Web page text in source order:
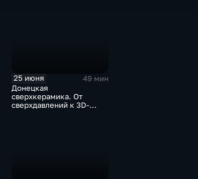
25 июня
49 мин
Донецкая
сверхкерамика. От
сверхдавлений к 3D-